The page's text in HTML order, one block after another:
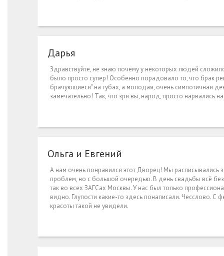
Дарья
Здравствуйте, не знаю почему у некоторых людей
было просто супер! Особенно порадовало то, что брак
брачующиеся" на губах, а молодая, очень симпотичная
замечательно! Так, что зря вы, народ, просто нарвались
Ольга и Евгений
А нам очень понравился этот Дворец! Мы расписывались
проблем, но с большой очередью. В день свадьбы всё
так во всех ЗАГСах Москвы. У нас был только
видно. Глупости какие-то здесь понаписали. Чесслово.
красоты такой не увидели.